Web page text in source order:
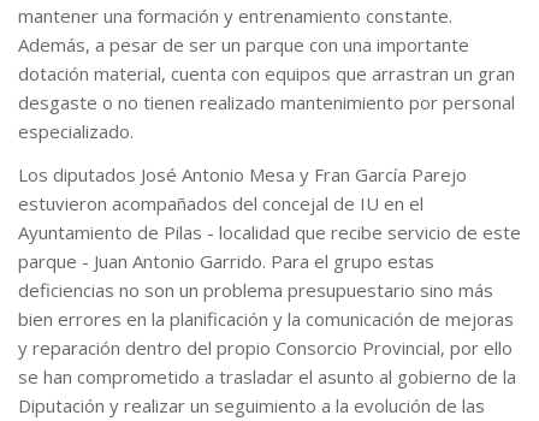
mantener una formación y entrenamiento constante.
Además, a pesar de ser un parque con una importante
dotación material, cuenta con equipos que arrastran un gran
desgaste o no tienen realizado mantenimiento por personal
especializado.
Los diputados José Antonio Mesa y Fran García Parejo
estuvieron acompañados del concejal de IU en el
Ayuntamiento de Pilas - localidad que recibe servicio de este
parque - Juan Antonio Garrido. Para el grupo estas
deficiencias no son un problema presupuestario sino más
bien errores en la planificación y la comunicación de mejoras
y reparación dentro del propio Consorcio Provincial, por ello
se han comprometido a trasladar el asunto al gobierno de la
Diputación y realizar un seguimiento a la evolución de las